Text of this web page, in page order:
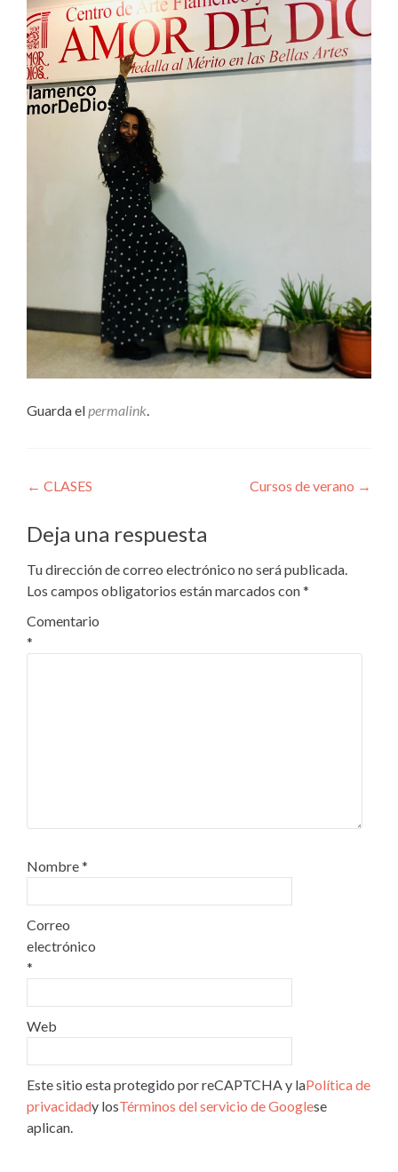
Guarda el permalink
Navegación
de
entradas
← CLASES Cursos de verano →
Deja una respuesta
Tu dirección de correo electrónico no será publicada.
Los campos obligatorios están marcados con*
Comentario
*
Nombre*
Correo
electrónico
*
Web
Este sitio esta protegido por reCAPTCHA y laPolítica de
privacidady losTérminos del servicio de Googlese
aplican.